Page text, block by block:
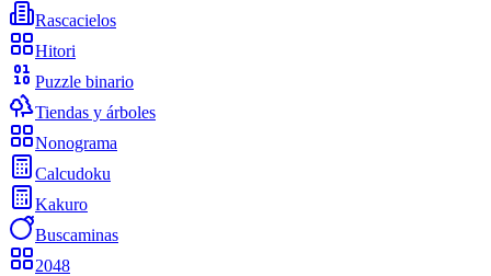
Rascacielos
Hitori
Puzzle binario
Tiendas y árboles
Nonograma
Calcudoku
Kakuro
Buscaminas
2048